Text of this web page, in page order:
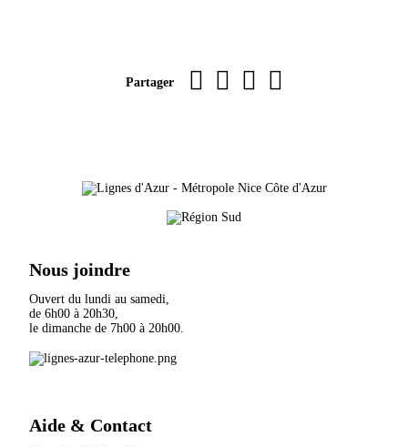
Partager Imprimer la page
sur Facebook
par WhatsApp
Nous joindre
Ouvert du lundi au samedi,
de 6h00 à 20h30,
le dimanche de 7h00 à 20h00.
Aide & Contact